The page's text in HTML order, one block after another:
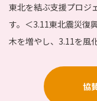
東北を結ぶ支援プロジ
す。＜3.11東北震災復
木を増やし、3.11を風
協